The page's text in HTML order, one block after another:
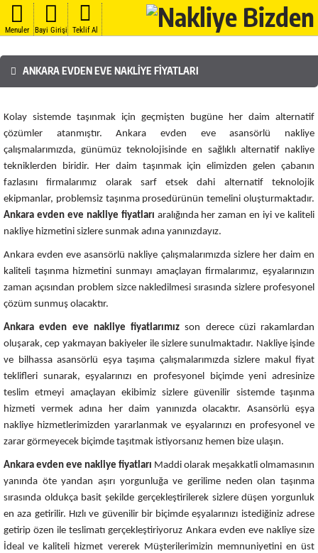
Menuler Bayi Girişi Teklif Al
ANKARA EVDEN EVE NAKLIYE FIYATLARI
Kolay sistemde taşınmak için geçmişten bugüne her daim alternatif
çözümler atanmıştır. Ankara evden eve asansörlü nakliye
çalışmalarımızda, günümüz teknolojisinde en sağlıklı alternatif nakliye
tekniklerden biridir. Her daim taşınmak için elimizden gelen çabanın
fazlasını firmalarımız olarak sarf etsek dahi alternatif teknolojik
ekipmanlar, problemsiz taşınma prosedürünün temelini oluşturmaktadır.
Ankara evden eve nakliye fiyatları aralığında her zaman en iyi ve kaliteli
nakliye hizmetini sizlere sunmak adına yanınızdayız.
Ankara evden eve asansörlü nakliye çalışmalarımızda sizlere her daim en
kaliteli taşınma hizmetini sunmayı amaçlayan firmalarımız, eşyalarınızın
zaman açısından problem sizce nakledilmesi sırasında sizlere profesyonel
çözüm sunmuş olacaktır.
Ankara evden eve nakliye fiyatlarımız son derece cüzi rakamlardan
oluşarak, cep yakmayan bakiyeler ile sizlere sunulmaktadır. Nakliye işinde
ve bilhassa asansörlü eşya taşıma çalışmalarımızda sizlere makul fiyat
teklifleri sunarak, eşyalarınızı en profesyonel biçimde yeni adresinize
teslim etmeyi amaçlayan ekibimiz sizlere güvenilir sistemde taşınma
hizmeti vermek adına her daim yanınızda olacaktır. Asansörlü eşya
nakliye hizmetlerimizden yararlanmak ve eşyalarınızı en profesyonel ve
zarar görmeyecek biçimde taşıtmak istiyorsanız hemen bize ulaşın.
Ankara evden eve nakliye fiyatları Maddi olarak meşakkatli olmamasının
yanında öte yandan aşırı yorgunluğa ve gerilime neden olan taşınma
sırasında oldukça basit şekilde gerçekleştirilerek sizlere düşen yorgunluk
en aza getirilir. Hızlı ve güvenilir bir biçimde eşyalarınızı istediğiniz adrese
getirip özen ile teslimatı gerçekleştiriyoruz Ankara evden eve nakliye size
İdeal ve kaliteli hizmet vererek Müşterilerimizin memnuniyetini en üst